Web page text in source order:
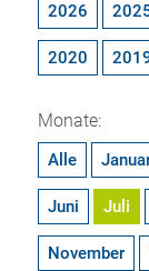
2026
2020
Monate:
Alle
Juni Juli
November